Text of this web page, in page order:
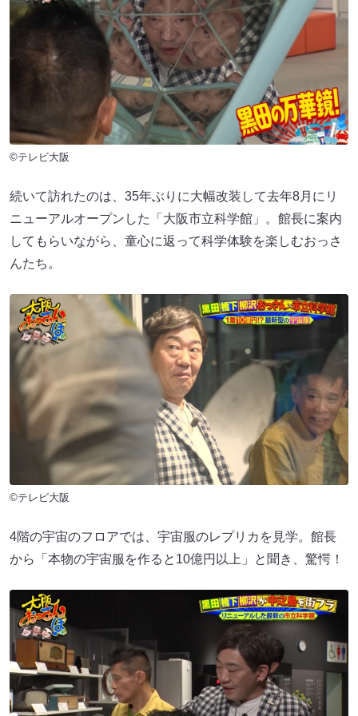
©テレビ大阪
続いて訪れたのは、35年ぶりに大幅改装して去年8月にリ
ニューアルオープンした「大阪市立科学館」。館長に案内
してもらいながら、童心に返って科学体験を楽しむおっさ
んたち。
©テレビ大阪
4階の宇宙のフロアでは、宇宙服のレプリカを見学。館長
から「本物の宇宙服を作ると10億円以上」と聞き、驚愕！